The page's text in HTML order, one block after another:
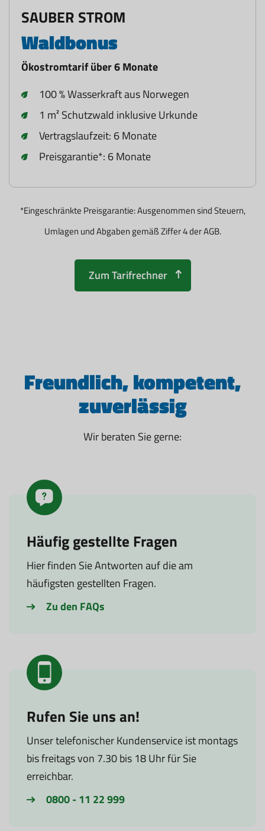
SAUBER STROM
Waldbonus
Ökostromtarif über 6 Monate
100 % Wasserkraft aus Norwegen
1 m² Schutzwald inklusive Urkunde
Vertragslaufzeit: 6 Monate
Preisgarantie*: 6 Monate
*Eingeschränkte Preisgarantie: Ausgenommen sind Steuern,
Umlagen und Abgaben gemäß Ziffer 4 der AGB.
Zum Tarifrechner
Freundlich, kompetent,
zuverlässig
Wir beraten Sie gerne:
Häufig gestellte Fragen
Hier finden Sie Antworten auf die am
häufigsten gestellten Fragen.
Zu den FAQs
Rufen Sie uns an!
Unser telefonischer Kundenservice ist montags
bis freitags von 7.30 bis 18 Uhr für Sie
erreichbar.
0800 - 11 22 999